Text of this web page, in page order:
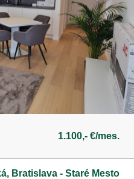
1.100,- €/mes.
Bratislava - Staré Mesto